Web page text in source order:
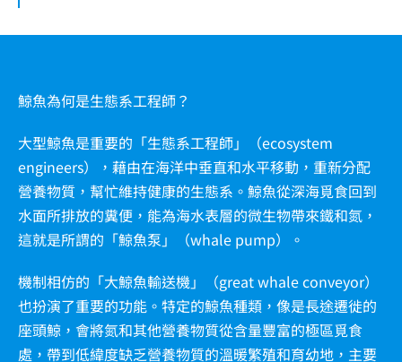
鯨魚為何是生態系工程師？
大型鯨魚是重要的「生態系工程師」（ecosystem
engineers），藉由在海洋中垂直和水平移動，重新分配
營養物質，幫忙維持健康的生態系。鯨魚從深海覓食回到
水面所排放的糞便，能為海水表層的微生物帶來鐵和氮，
這就是所謂的「鯨魚泵」（whale pump）。
機制相仿的「大鯨魚輸送機」（great whale conveyor）
也扮演了重要的功能。特定的鯨魚種類，像是長途遷徙的
座頭鯨，會將氮和其他營養物質從含量豐富的極區覓食
處，帶到低緯度缺乏營養物質的溫暖繁殖和育幼地，主要